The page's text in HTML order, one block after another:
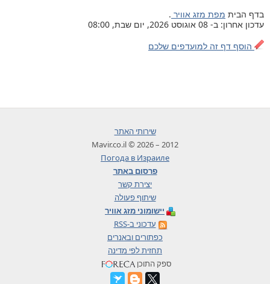
בדף הבית מפת מזג אוויר .
עדכון אחרון: ב- 08 אוגוסט 2026, יום שבת, 08:00
הוסף דף זה למועדפים שלכם
שירותי האתר
2012 – 2026 © Mavir.co.il
Погода в Израиле
פרסום באתר
יצירת קשר
שיתוף פעולה
יישומוני מזג אוויר
עדכוני ב-RSS
כפתורים ובאנרים
תחזית לפי מדינה
ספק התוכן